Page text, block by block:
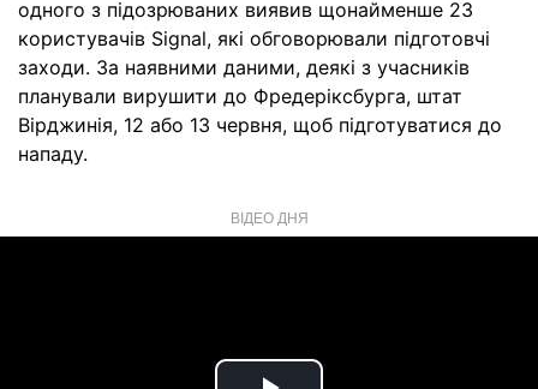
одного з підозрюваних виявив щонайменше 23
користувачів Signal, які обговорювали підготовчі
заходи. За наявними даними, деякі з учасників
планували вирушити до Фредеріксбурга, штат
Вірджинія, 12 або 13 червня, щоб підготуватися до
нападу.
ВІДЕО ДНЯ